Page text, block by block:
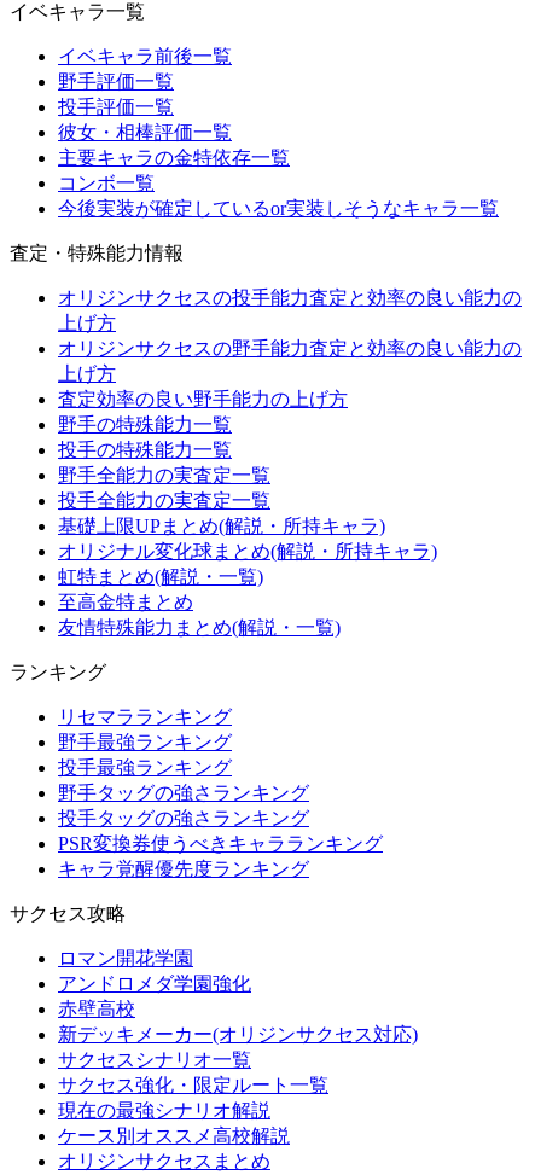
イベキャラ一覧
イベキャラ前後一覧
野手評価一覧
投手評価一覧
彼女・相棒評価一覧
主要キャラの金特依存一覧
コンボ一覧
今後実装が確定しているor実装しそうなキャラ一覧
査定・特殊能力情報
オリジンサクセスの投手能力査定と効率の良い能力の
上げ方
オリジンサクセスの野手能力査定と効率の良い能力の
上げ方
査定効率の良い野手能力の上げ方
野手の特殊能力一覧
投手の特殊能力一覧
野手全能力の実査定一覧
投手全能力の実査定一覧
基礎上限UPまとめ(解説・所持キャラ)
オリジナル変化球まとめ(解説・所持キャラ)
虹特まとめ(解説・一覧)
至高金特まとめ
友情特殊能力まとめ(解説・一覧)
ランキング
リセマラランキング
野手最強ランキング
投手最強ランキング
野手タッグの強さランキング
投手タッグの強さランキング
PSR変換券使うべきキャラランキング
キャラ覚醒優先度ランキング
サクセス攻略
ロマン開花学園
アンドロメダ学園強化
赤壁高校
新デッキメーカー(オリジンサクセス対応)
サクセスシナリオ一覧
サクセス強化・限定ルート一覧
現在の最強シナリオ解説
ケース別オススメ高校解説
オリジンサクセスまとめ